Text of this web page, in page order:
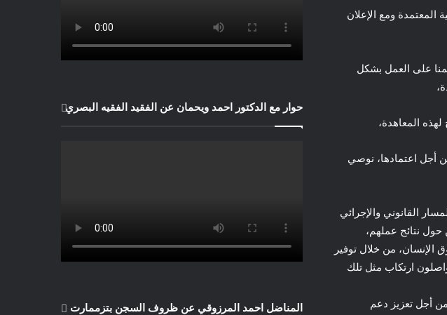
ومع الإعلان
على العمل بشكل
المعاهدة،
أجل اعتمادها، نوصي
القانوني والإجرائي
نتائج عملهم،
الإنسان، من خلال توفير
ارتكاب مثل تلك
أجل تعزيز دعم
حوار مع الدكتور احمد ويحمان عن الفقيد الفقيه البصري
المناضل احمد المرزوقي عن ظروف السجن بتزممارت